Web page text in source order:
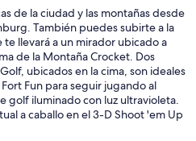
de la ciudad y las montañas desde
También puedes subirte a la
llevará a un mirador ubicado a
de la Montaña Crocket. Dos
ubicados en la cima, son ideales
Fun para seguir jugando al
golf iluminado con luz ultravioleta.
a caballo en el 3-D Shoot 'em Up